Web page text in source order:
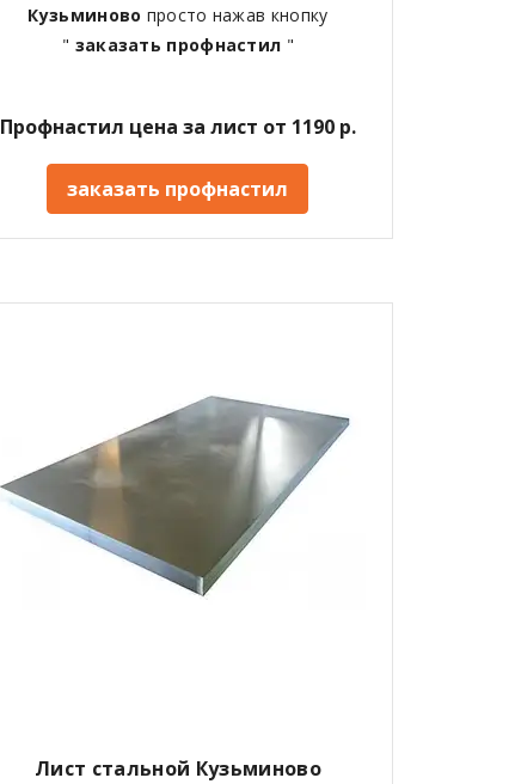
Кузьминово просто нажав кнопку
" заказать профнастил "
Профнастил цена за лист от 1190 р.
заказать профнастил
Лист стальной Кузьминово